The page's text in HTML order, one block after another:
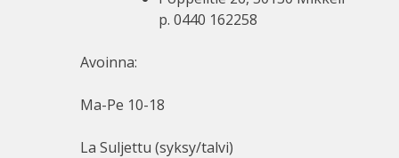
p. 0440 162258
Avoinna:
Ma-Pe 10-18
La Suljettu (syksy/talvi)